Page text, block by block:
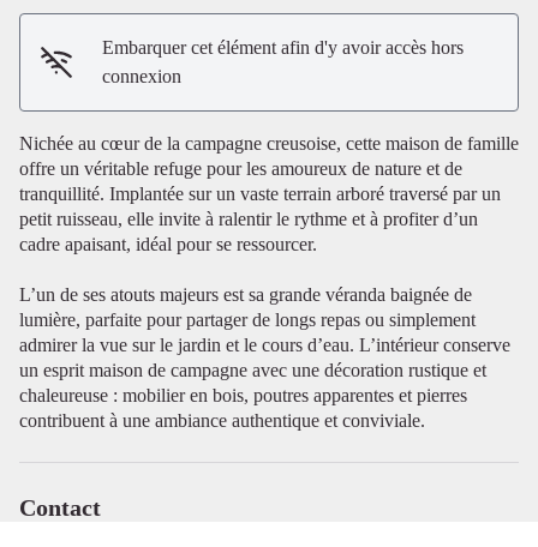
Voir l'image en plein écran
Embarquer cet élément afin d'y avoir accès hors
connexion
Nichée au cœur de la campagne creusoise, cette maison de famille
offre un véritable refuge pour les amoureux de nature et de
tranquillité. Implantée sur un vaste terrain arboré traversé par un
petit ruisseau, elle invite à ralentir le rythme et à profiter d’un
cadre apaisant, idéal pour se ressourcer.
L’un de ses atouts majeurs est sa grande véranda baignée de
lumière, parfaite pour partager de longs repas ou simplement
admirer la vue sur le jardin et le cours d’eau. L’intérieur conserve
un esprit maison de campagne avec une décoration rustique et
chaleureuse : mobilier en bois, poutres apparentes et pierres
contribuent à une ambiance authentique et conviviale.
Contact